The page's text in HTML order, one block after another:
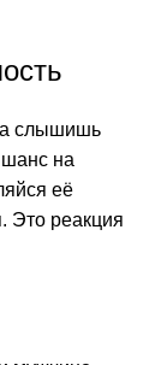
слышишь
шанс на
её
Это реакция